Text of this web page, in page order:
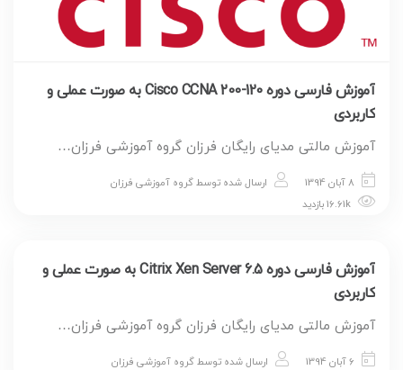
آموزش فارسی دوره Cisco CCNA 200-120 به صورت عملی و
کاربردی
آموزش مالتی مدیای رایگان فرزان گروه آموزشی فرزان…
8 آبان 1394 ارسال شده توسطگروه آموزشی فرزان
آموزش فارسی دوره Citrix Xen Server 6.5 به صورت عملی و
کاربردی
آموزش مالتی مدیای رایگان فرزان گروه آموزشی فرزان…
6 آبان 1394 ارسال شده توسطگروه آموزشی فرزان